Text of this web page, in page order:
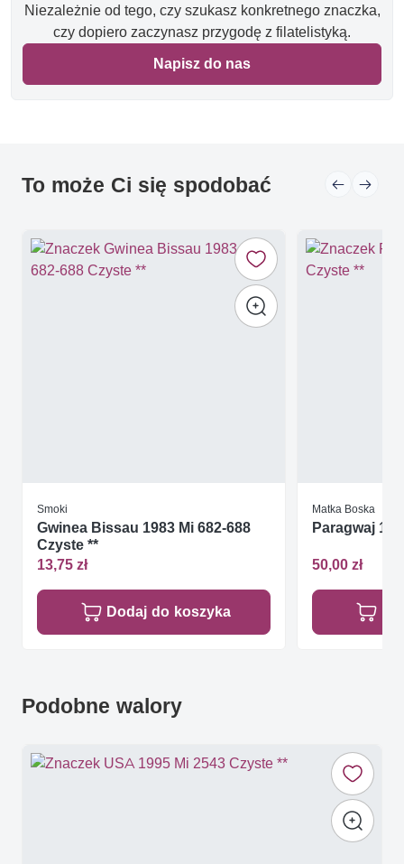
Niezależnie od tego, czy szukasz konkretnego znaczka,
czy dopiero zaczynasz przygodę z filatelistyką.
Napisz do nas
To może Ci się spodobać
Smoki
Gwinea Bissau 1983 Mi 682-688
Czyste **
13,75 zł
Dodaj do koszyka
Matka Boska
Paragwaj
50,00 zł
Podobne walory